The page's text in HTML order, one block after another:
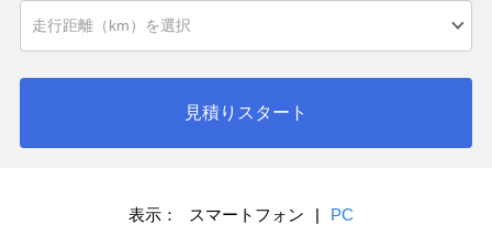
見積りスタート
表示： スマートフォン | PC